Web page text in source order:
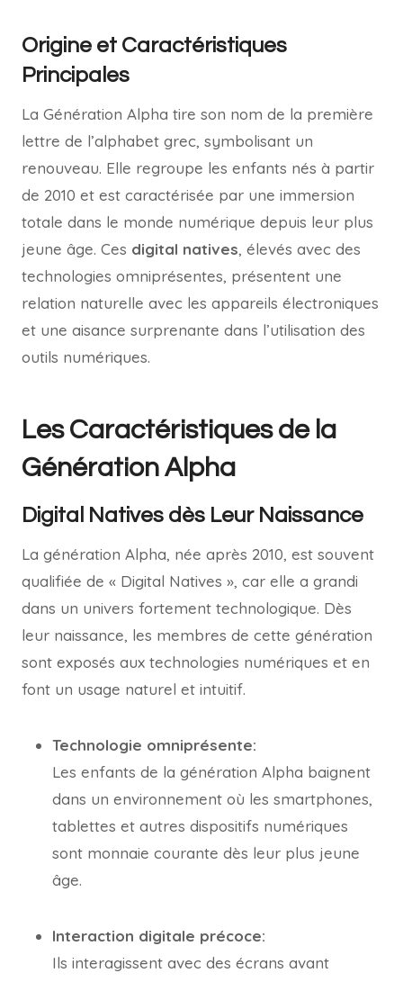
Origine et Caractéristiques
Principales
La Génération Alpha tire son nom de la première
lettre de l’alphabet grec, symbolisant un
renouveau. Elle regroupe les enfants nés à partir
de 2010 et est caractérisée par une immersion
totale dans le monde numérique depuis leur plus
jeune âge. Ces digital natives, élevés avec des
technologies omniprésentes, présentent une
relation naturelle avec les appareils électroniques
et une aisance surprenante dans l’utilisation des
outils numériques.
Les Caractéristiques de la
Génération Alpha
Digital Natives dès Leur Naissance
La génération Alpha, née après 2010, est souvent
qualifiée de « Digital Natives », car elle a grandi
dans un univers fortement technologique. Dès
leur naissance, les membres de cette génération
sont exposés aux technologies numériques et en
font un usage naturel et intuitif.
Technologie omniprésente:
Les enfants de la génération Alpha baignent
dans un environnement où les smartphones,
tablettes et autres dispositifs numériques
sont monnaie courante dès leur plus jeune
âge.
Interaction digitale précoce:
Ils interagissent avec des écrans avant